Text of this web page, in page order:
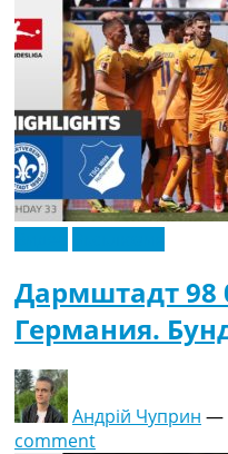
Дармштадт 98
Германия.
Андрій Чуприн —
comment